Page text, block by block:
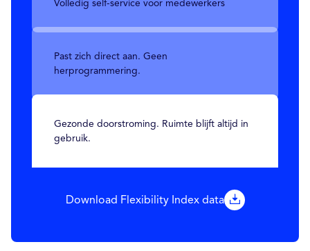
Volledig self-service voor medewerkers
Past zich direct aan. Geen
herprogrammering.
Gezonde doorstroming. Ruimte blijft altijd in
gebruik.
Download Flexibility Index data